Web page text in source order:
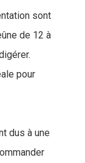
sont
de 12 à
pour
dus à une